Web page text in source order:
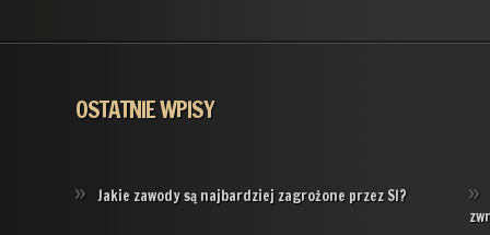
OSTATNIE WPISY
Jakie zawody są najbardziej zagrożone przez SI?